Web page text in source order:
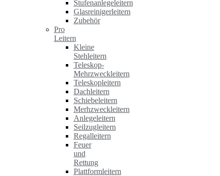
Stufenanlegeleitern
Glasreinigerleitern
Zubehör
Pro
Leitern
Kleine
Stehleitern
Teleskop-
Mehrzweckleitern
Teleskopleitern
Dachleitern
Schiebeleitern
Merhzweckleitern
Anlegeleitern
Seilzugleitern
Regalleitern
Feuer
und
Rettung
Plattformleitern